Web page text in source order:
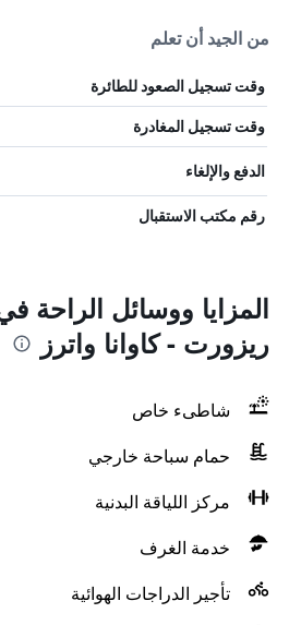
من الجيد أن تعلم
وقت تسجيل الصعود للطائرة
وقت تسجيل المغادرة
الدفع والإلغاء
رقم مكتب الاستقبال
المزايا ووسائل الراحة
ريزورت - كاوانا واترز
شاطىء خاص
حمام سباحة خارجي
مركز اللياقة البدنية
خدمة الغرف
تأجير الدراجات الهوائية